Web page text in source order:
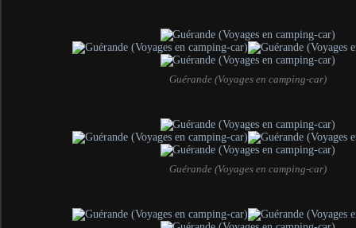
Guérande (Voyages en camping-car)
Guérande (Voyages en camping-car)